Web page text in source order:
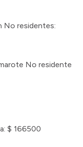
No residentes:
No residente
$ 166500